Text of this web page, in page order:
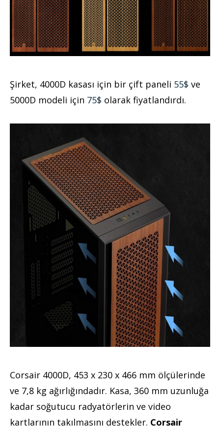
Şirket, 4000D kasası için bir çift paneli 55$ ve
5000D modeli için 75$ olarak fiyatlandırdı.
Corsair 4000D, 453 x 230 x 466 mm ölçülerinde
ve 7,8 kg ağırlığındadır. Kasa, 360 mm uzunluğa
kadar soğutucu radyatörlerin ve video
kartlarının takılmasını destekler. Corsair